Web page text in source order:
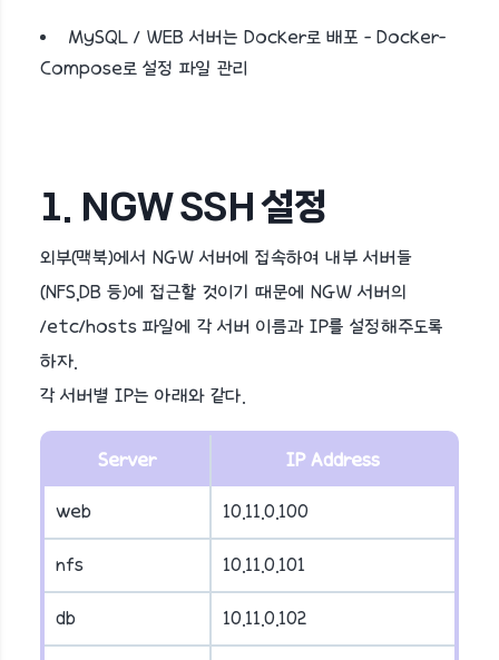
MySQL / WEB 서버는 Docker로 배포 - Docker-
Compose로 설정 파일 관리
1. NGW SSH 설정
외부(맥북)에서 NGW 서버에 접속하여 내부 서버들
(NFS,DB 등)에 접근할 것이기 때문에 NGW 서버의
/etc/hosts 파일에 각 서버 이름과 IP를 설정해주도록
하자.
각 서버별 IP는 아래와 같다.
Server IP Address
web 10.11.0.100
nfs 10.11.0.101
db 10.11.0.102